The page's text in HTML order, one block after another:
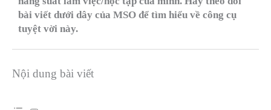
bài viết dưới dây của MSO để tìm hiểu về công cụ
tuyệt vời này.
Nội dung bài viết